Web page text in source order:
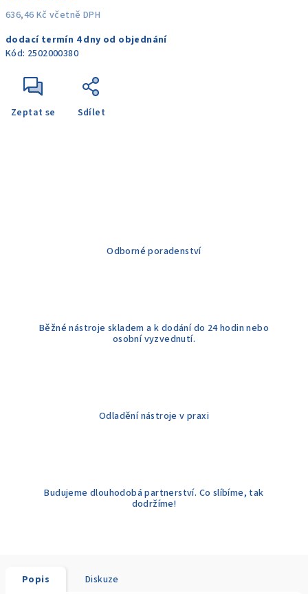
636,46 Kč včetně DPH
cena:
dodací termín 4 dny od objednání
Kód: 2502000380
Zeptat se Sdílet
Odborné poradenství
Běžné nástroje skladem a k dodání do 24 hodin nebo
osobní vyzvednutí.
Odladění nástroje v praxi
Budujeme dlouhodobá partnerství. Co slíbíme, tak
dodržíme!
Popis Diskuze